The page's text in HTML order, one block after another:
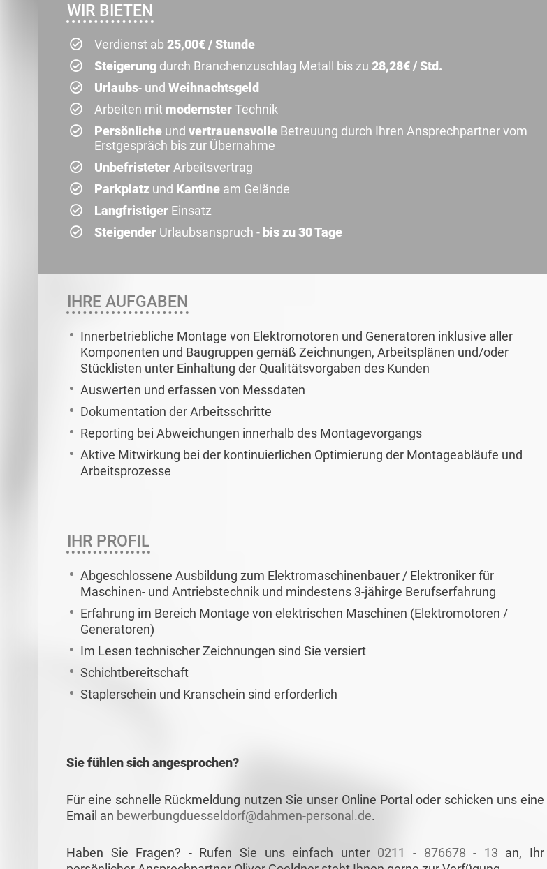
WIR BIETEN
Verdienst ab 25,00€ / Stunde
Steigerung durch Branchenzuschlag Metall bis zu 28,28€ / Std.
Urlaubs- und Weihnachtsgeld
Arbeiten mit modernsterTechnik
Persönliche und vertrauensvolle Betreuung durch Ihren Ansprechpartner vom
Erstgespräch bis zur Übernahme
Unbefristeter Arbeitsvertrag
Parkplatz und Kantine am Gelände
Langfristiger Einsatz
Steigender Urlaubsanspruch - bis zu 30 Tage
IHRE AUFGABEN
Innerbetriebliche Montage von Elektromotoren und Generatoren inklusive aller
Komponenten und Baugruppen gemäß Zeichnungen, Arbeitsplänen und/oder
Stücklisten unter Einhaltung der Qualitätsvorgaben des Kunden
Auswerten und erfassen von Messdaten
Dokumentation der Arbeitsschritte
Reporting bei Abweichungen innerhalb des Montagevorgangs
Aktive Mitwirkung bei der kontinuierlichen Optimierung der Montageabläufe und
Arbeitsprozesse
IHR PROFIL
Abgeschlossene Ausbildung zum Elektromaschinenbauer / Elektroniker für
Maschinen- und Antriebstechnik und mindestens 3-jähirge Berufserfahrung
Erfahrung im Bereich Montage von elektrischen Maschinen (Elektromotoren /
Generatoren)
Im Lesen technischer Zeichnungen sind Sie versiert
Schichtbereitschaft
Staplerschein und Kranschein sind erforderlich
Sie fühlen sich angesprochen?
Für eine schnelle Rückmeldung nutzen Sie unser Online Portal oder schicken uns eine
Email an bewerbungduesseldorf@dahmen-personal.de.
Haben Sie Fragen? - Rufen Sie uns einfach unter 0211 - 876678 - 13 an, Ihr